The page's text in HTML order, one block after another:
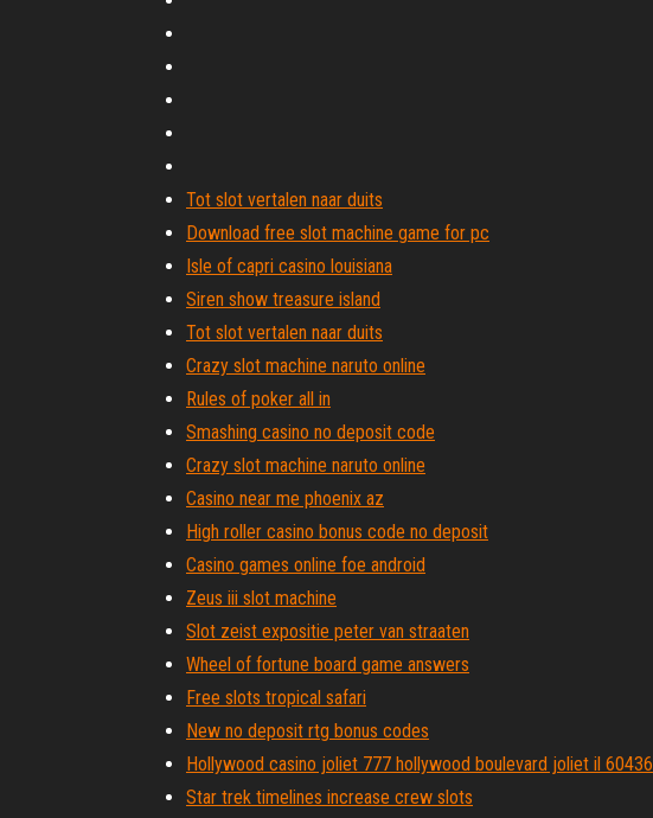
Tot slot vertalen naar duits
Download free slot machine game for pc
Isle of capri casino louisiana
Siren show treasure island
Tot slot vertalen naar duits
Crazy slot machine naruto online
Rules of poker all in
Smashing casino no deposit code
Crazy slot machine naruto online
Casino near me phoenix az
High roller casino bonus code no deposit
Casino games online foe android
Zeus iii slot machine
Slot zeist expositie peter van straaten
Wheel of fortune board game answers
Free slots tropical safari
New no deposit rtg bonus codes
Hollywood casino joliet 777 hollywood boulevard joliet il 60436
Star trek timelines increase crew slots